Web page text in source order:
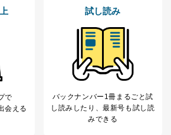
を及ぼすおそれがあるとき
の利用目的が明らかな場合
については、保有個人データの本人ま
らの利用目的の通知、開示、変更等
加または削除）、利用停止等（「利用
」「第三者への提供の停止」）の求め
ページ」にログインしていただくこと
変更を行っていただくことが出来ま
ご利用いただけない方、その他の方に
で
会える
試し読み
バックナンバー1冊まるごと試
し読み したり、最新号も試し読
みできる